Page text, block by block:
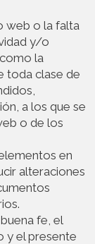
web o la falta
y/o
la
toda clase de
a los que se
o de los
en
alteraciones
fe, el
y el presente